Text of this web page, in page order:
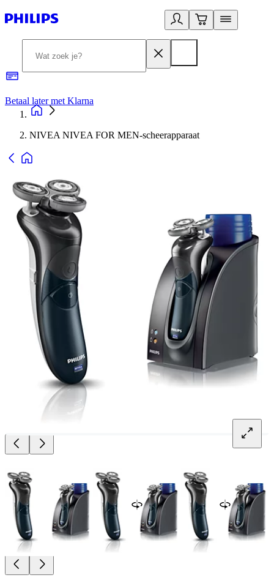
Betaal later met Klarna
NIVEA NIVEA FOR MEN-scheerapparaat